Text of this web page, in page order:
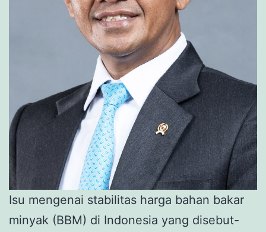
Isu mengenai stabilitas harga bahan bakar
minyak (BBM) di Indonesia yang disebut-